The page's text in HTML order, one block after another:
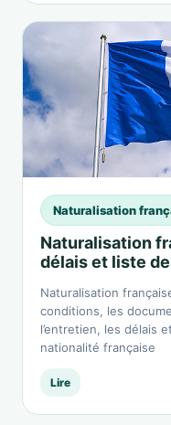
Naturalisation
Naturalisation
délais et liste
Naturalisation
conditions, les
l’entretien, les délais
nationalité française
Lire